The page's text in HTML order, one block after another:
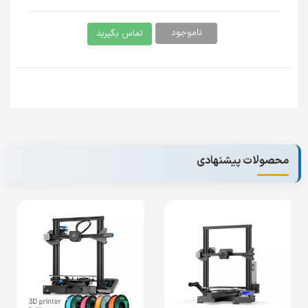
نصب راحت و سریع پرینتر در کوتاهترین زمان
بسیار کم صدا با حرکات نرم و تنظیم شده
استفاده از جدیدترین درایور های TMC2208
درجه سانتیگراد
استفاده از جدیدترین صفحه حرارتی سرامیکی
با قدرت چسبندگی بهتر، صافی سطح بهتر و
جداسازی راحتر قطعات پرینت شده
پرینتر سه بعدی FDM شرکت LONGER3D به نام LK5
PRO یک پرینتر فیلامنتی با کیفیت و بسیار خوش
ناموجود تماس بگیرید
محصولات پیشنهادی